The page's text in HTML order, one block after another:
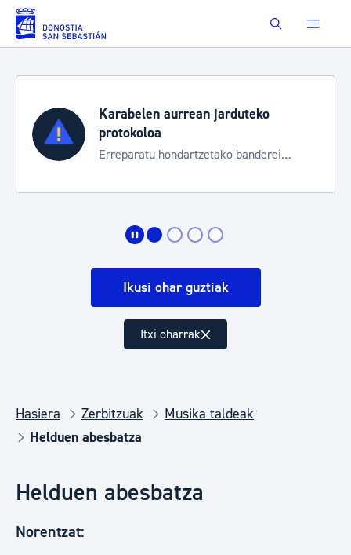
Eduki nagusira joan Buscar
Karabelen aurrean jarduteko
protokoloa
Erreparatu hondartzetako banderei
Ikusi ohar guztiak
Itxi oharrak
Hasiera Zerbitzuak
Musika taldeak
Helduen abesbatza
Helduen abesbatza
Norentzat: